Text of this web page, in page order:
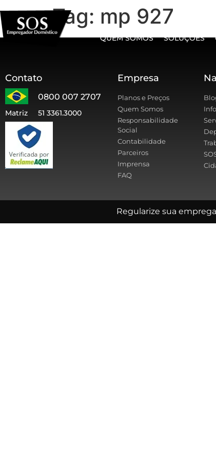
QUEM SOMOS SOLUÇÕES
Tag: mp 927
Contato
0800 007 2707
Matriz 51 3361.3000
Empresa
Planos e Preços
Quem Somos
Responsabilidade
Social
Contabilidade
Parceiros
Imprensa
FAQ
Regularize sua